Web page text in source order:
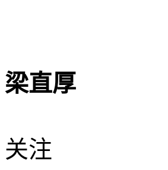
梁直厚
关注